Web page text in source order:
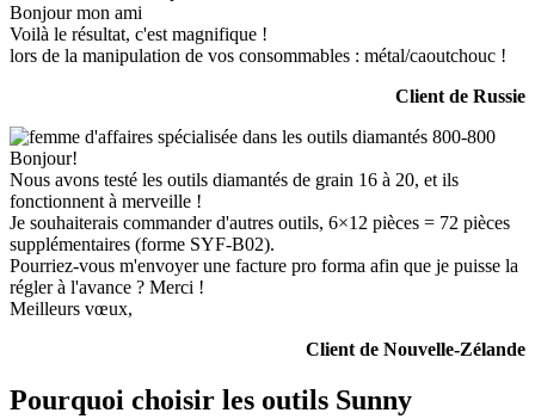
Bonjour mon ami
Voilà le résultat, c'est magnifique !
lors de la manipulation de vos consommables : métal/caoutchouc !
Client de Russie
Bonjour!
Nous avons testé les outils diamantés de grain 16 à 20, et ils
fonctionnent à merveille !
Je souhaiterais commander d'autres outils, 6×12 pièces = 72 pièces
supplémentaires (forme SYF-B02).
Pourriez-vous m'envoyer une facture pro forma afin que je puisse la
régler à l'avance ? Merci !
Meilleurs vœux,
Client de Nouvelle-Zélande
Pourquoi choisir les outils Sunny